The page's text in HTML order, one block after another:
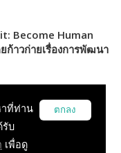
Become Human
ก้าวก่ายเรื่องการพัฒนา
าที่ท่าน
รับ
เพื่อดู
ตกลง